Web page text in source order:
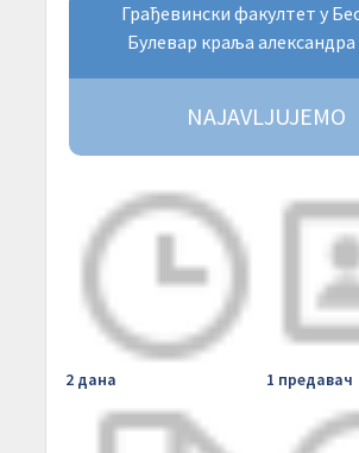
Грађевински факултет у
Булевар краља александра
NAJAVLJUJEMO
2 дана 1 предавач